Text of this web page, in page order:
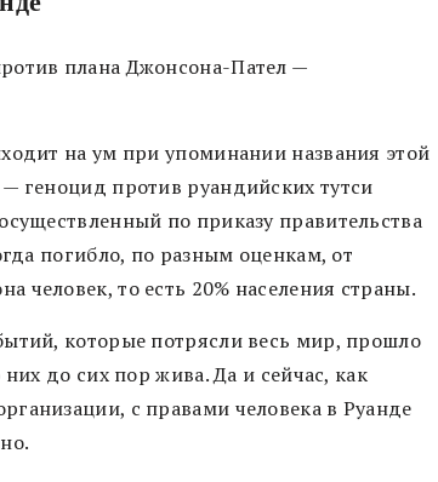
плана Джонсона-Пател —
на ум при упоминании названия этой
геноцид против руандийских тутси
по приказу правительства
погибло, по разным оценкам, от
человек, то есть 20% населения страны.
которые потрясли весь мир, прошло
до сих пор жива. Да и сейчас, как
с правами человека в Руанде